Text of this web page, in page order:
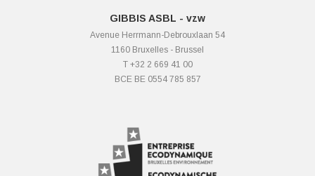
GIBBIS ASBL - vzw
Avenue Herrmann-Debrouxlaan 54
1160 Bruxelles - Brussel
T +32 2 669 41 00
BCE BE 0554 785 857